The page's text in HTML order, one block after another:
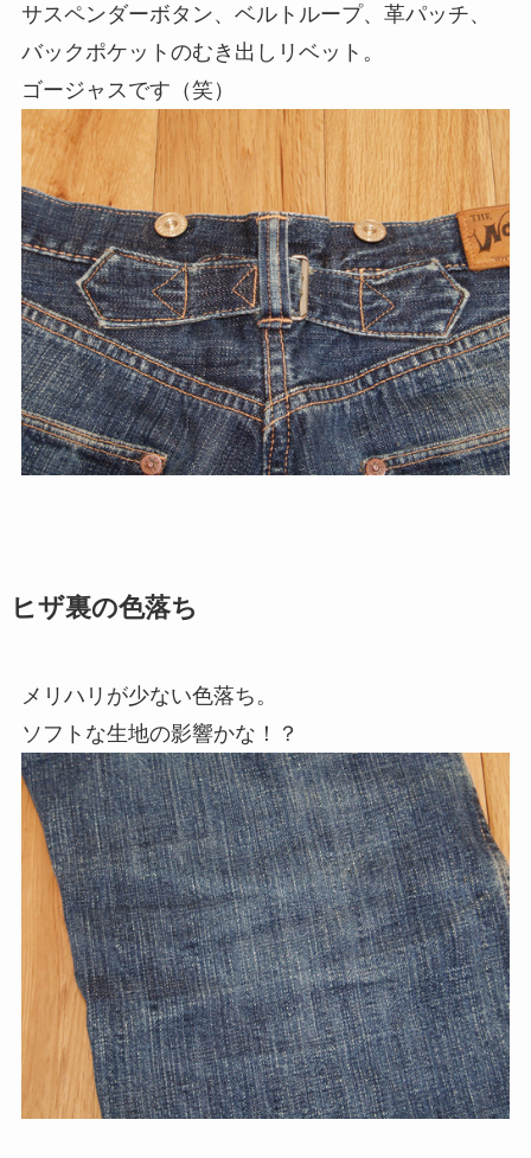
サスペンダーボタン、ベルトループ、革パッチ、
バックポケットのむき出しリベット。
ゴージャスです（笑）
ヒザ裏の色落ち
メリハリが少ない色落ち。
ソフトな生地の影響かな！？